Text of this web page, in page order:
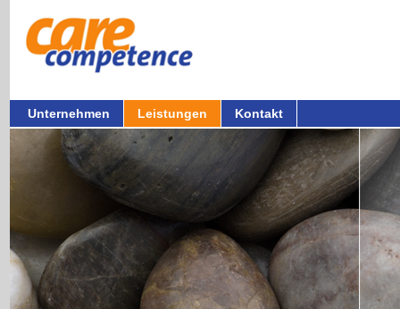
Unternehmen Leistungen Kontakt